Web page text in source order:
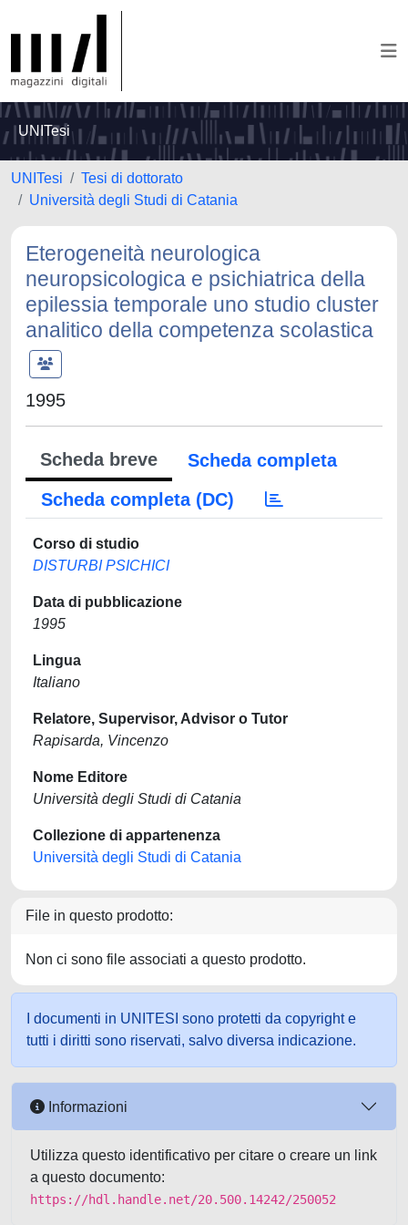
UNITesi
UNITesi
Tesi di dottorato
Università degli Studi di Catania
Eterogeneità neurologica
neuropsicologica e psichiatrica della
epilessia temporale uno studio cluster
analitico della competenza scolastica
1995
Scheda breve
Scheda completa
Scheda completa (DC)
Corso di studio
DISTURBI PSICHICI
Data di pubblicazione
1995
Lingua
Italiano
Relatore, Supervisor, Advisor o Tutor
Rapisarda, Vincenzo
Nome Editore
Università degli Studi di Catania
Collezione di appartenenza
Università degli Studi di Catania
File in questo prodotto:
Non ci sono file associati a questo prodotto.
I documenti in UNITESI sono protetti da copyright e
tutti i diritti sono riservati, salvo diversa indicazione.
Informazioni
Utilizza questo identificativo per citare o creare un link
a questo documento:
https://hdl.handle.net/20.500.14242/250052